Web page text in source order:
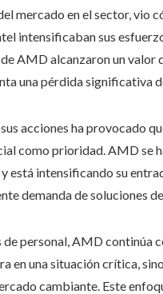
mercado en el sector, vio
intensificaban sus
AMD alcanzaron un
una pérdida significativa
acciones ha provocado
como prioridad. AMD se
está intensificando su
demanda de soluciones
personal, AMD continúa
en una situación crítica,
cambiante. Este